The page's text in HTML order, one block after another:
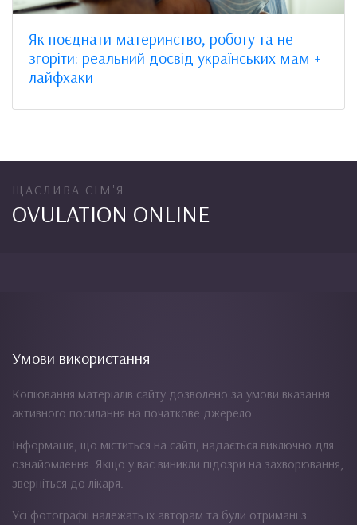
Як поєднати материнство, роботу та не
згоріти: реальний досвід українських мам +
лайфхаки
ЩАСЛИВА СІМ'Я
OVULATION ONLINE
Умови використання
Копіювання матеріалів сайту дозволено за умови вказання
активного посилання на початкове джерело.
Інформація, що міститься на сайті, надається виключно для
ознайомлення. Якщо у вас виникли підозри на захворювання,
зверніться до лікаря.
Усі фотографії належать їх авторам та були отримані з